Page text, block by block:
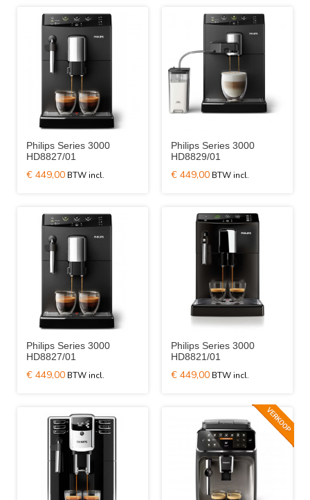
Philips Series 3000
HD8827/01
€ 449,00
Philips Series 3000
HD8829/01
€ 449,00
Philips Series 3000
HD8827/01
€ 449,00
Philips Series 3000
HD8821/01
€ 449,00